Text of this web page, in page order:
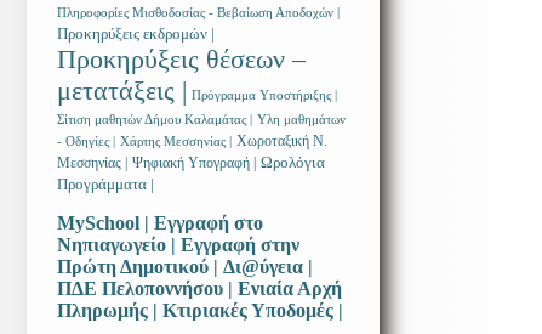
Πληροφορίες Μισθοδοσίας - Βεβαίωση Αποδοχών |
Προκηρύξεις εκδρομών |
Προκηρύξεις θέσεων –
μετατάξεις | Πρόγραμμα Υποστήριξης |
Σίτιση μαθητών Δήμου Καλαμάτας |
Υλη μαθημάτων
- Οδηγίες |
Χάρτης Μεσσηνίας |
Χωροταξική Ν.
Μεσσηνίας |
Ψηφιακή Υπογραφή |
Ωρολόγια
Προγράμματα |
MySchool | Εγγραφή στο
Νηπιαγωγείο | Εγγραφή στην
Πρώτη Δημοτικού | Δι@ύγεια |
ΠΔΕ Πελοποννήσου | Ενιαία Αρχή
Πληρωμής | Κτιριακές Υποδομές |